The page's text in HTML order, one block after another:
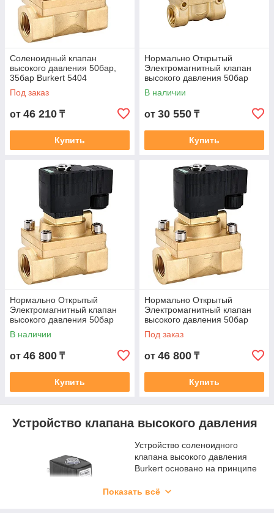
Соленоидный клапан
высокого давления 50бар,
35бар Burkert 5404
НормальноЗакрытый 1" DN25
Под заказ
от 46 210 ₸
Купить
Нормально Открытый
Электромагнитный клапан
высокого давления 50бар
Burkert 5404 1/2" DN15
В наличии
от 30 550 ₸
Купить
Нормально Открытый
Электромагнитный клапан
высокого давления 50бар
Burkert 5404 3/4" DN20
В наличии
от 46 800 ₸
Купить
Нормально Открытый
Электромагнитный клапан
высокого давления 50бар
Burkert 5404 1" DN25
Под заказ
от 46 800 ₸
Купить
Устройство клапана высокого давления
Устройство соленоидного
клапана высокого давления
Burkert основано на принципе
с сервоприводом, что
Показать всё